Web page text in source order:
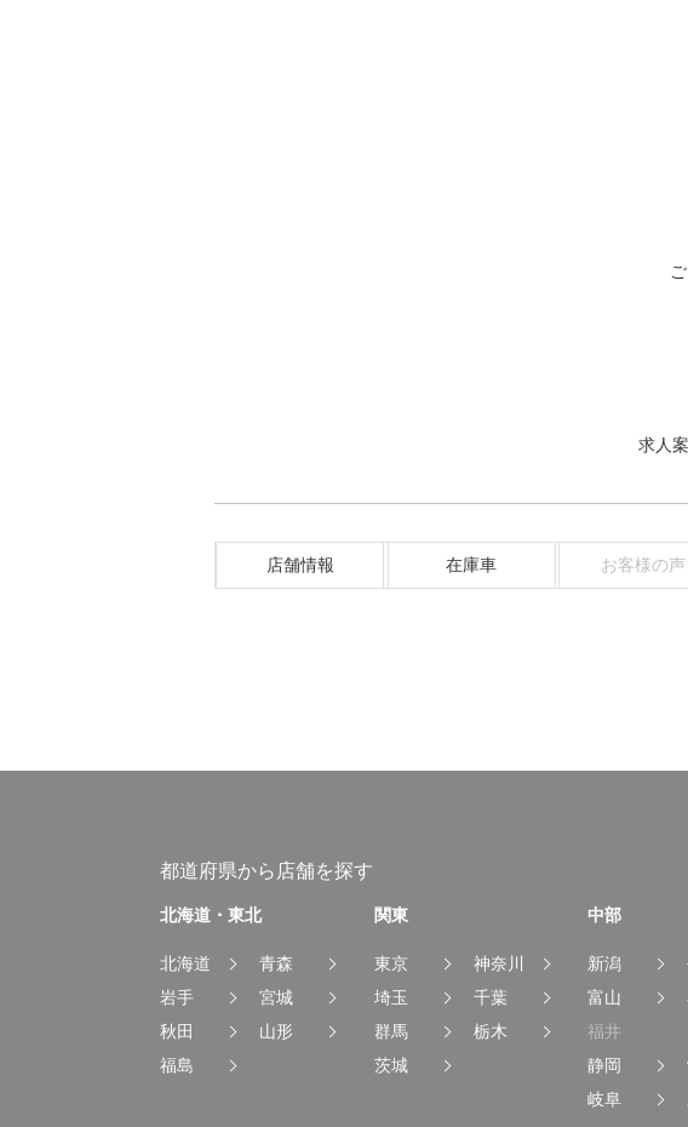
求人
店舗情報 在庫車 お客様の声
都道府県から店舗を探す
北海道・東北
北海道
青森
岩手
宮城
秋田
山形
福島
関東
東京
神奈川
埼玉
千葉
群馬
栃木
茨城
中部
新潟
富山
福井
静岡
岐阜